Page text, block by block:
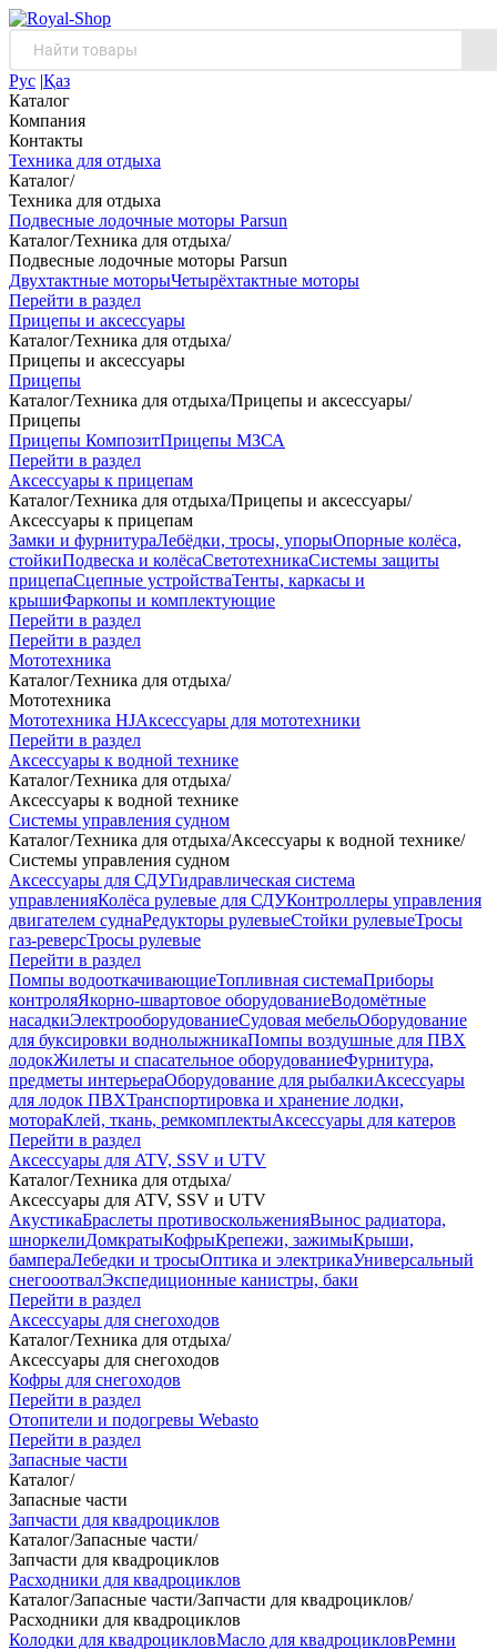
Рус |Қаз
Каталог
Компания
Контакты
Техника для отдыха
Каталог/
Техника для отдыха
Подвесные лодочные моторы Parsun
Каталог/Техника для отдыха/
Подвесные лодочные моторы Parsun
Двухтактные моторыЧетырёхтактные моторы
Перейти в раздел
Прицепы и аксессуары
Каталог/Техника для отдыха/
Прицепы и аксессуары
Прицепы
Каталог/Техника для отдыха/Прицепы и аксессуары/
Прицепы
Прицепы КомпозитПрицепы МЗСА
Перейти в раздел
Аксессуары к прицепам
Каталог/Техника для отдыха/Прицепы и аксессуары/
Аксессуары к прицепам
Замки и фурнитураЛебёдки, тросы, упорыОпорные колёса,
стойкиПодвеска и колёсаСветотехникаСистемы защиты
прицепаСцепные устройстваТенты, каркасы и
крышиФаркопы и комплектующие
Перейти в раздел
Перейти в раздел
Мототехника
Каталог/Техника для отдыха/
Мототехника
Мототехника HJАксессуары для мототехники
Перейти в раздел
Аксессуары к водной технике
Каталог/Техника для отдыха/
Аксессуары к водной технике
Системы управления судном
Каталог/Техника для отдыха/Аксессуары к водной технике/
Системы управления судном
Аксессуары для СДУГидравлическая система
управленияКолёса рулевые для СДУКонтроллеры управления
двигателем суднаРедукторы рулевыеСтойки рулевыеТросы
газ-реверсТросы рулевые
Перейти в раздел
Помпы водооткачивающиеТопливная системаПриборы
контроляЯкорно-швартовое оборудованиеВодомётные
насадкиЭлектрооборудованиеСудовая мебельОборудование
для буксировки воднолыжникаПомпы воздушные для ПВХ
лодокЖилеты и спасательное оборудованиеФурнитура,
предметы интерьераОборудование для рыбалкиАксессуары
для лодок ПВХТранспортировка и хранение лодки,
мотораКлей, ткань, ремкомплектыАксессуары для катеров
Перейти в раздел
Аксессуары для ATV, SSV и UTV
Каталог/Техника для отдыха/
Аксессуары для ATV, SSV и UTV
АкустикаБраслеты противоскольженияВынос радиатора,
шноркелиДомкратыКофрыКрепежи, зажимыКрыши,
бампераЛебедки и тросыОптика и электрикаУниверсальный
снегооотвалЭкспедиционные канистры, баки
Перейти в раздел
Аксессуары для снегоходов
Каталог/Техника для отдыха/
Аксессуары для снегоходов
Кофры для снегоходов
Перейти в раздел
Отопители и подогревы Webasto
Перейти в раздел
Запасные части
Каталог/
Запасные части
Запчасти для квадроциклов
Каталог/Запасные части/
Запчасти для квадроциклов
Расходники для квадроциклов
Каталог/Запасные части/Запчасти для квадроциклов/
Расходники для квадроциклов
Колодки для квадроцикловМасло для квадроцикловРемни